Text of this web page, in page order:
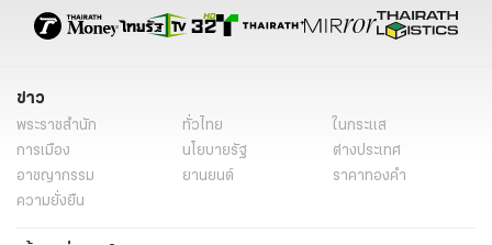
ข่าว
พระราชสำนัก ทั่วไทย
ในกระแส
การเมือง
นโยบายรัฐ
ต่างประเทศ
อาชญากรรม
ยานยนต์
ราคาทองคำ
ความยั่งยืน